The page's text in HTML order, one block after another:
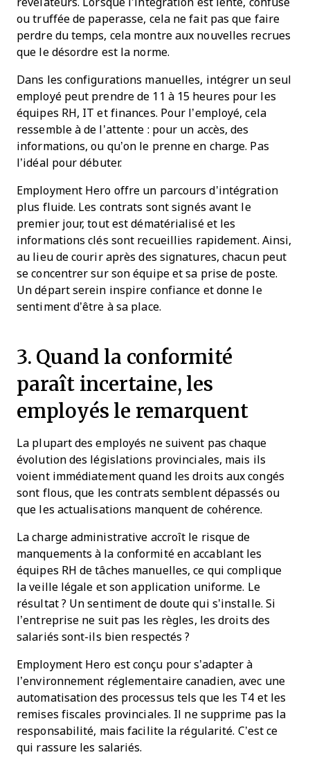
révélateurs. Lorsque l’intégration est lente, confuse
ou truffée de paperasse, cela ne fait pas que faire
perdre du temps, cela montre aux nouvelles recrues
que le désordre est la norme.
Dans les configurations manuelles, intégrer un seul
employé peut prendre de 11 à 15 heures pour les
équipes RH, IT et finances. Pour l’employé, cela
ressemble à de l’attente : pour un accès, des
informations, ou qu’on le prenne en charge. Pas
l’idéal pour débuter.
Employment Hero offre un parcours d’intégration
plus fluide. Les contrats sont signés avant le
premier jour, tout est dématérialisé et les
informations clés sont recueillies rapidement. Ainsi,
au lieu de courir après des signatures, chacun peut
se concentrer sur son équipe et sa prise de poste.
Un départ serein inspire confiance et donne le
sentiment d’être à sa place.
3. Quand la conformité
paraît incertaine, les
employés le remarquent
La plupart des employés ne suivent pas chaque
évolution des législations provinciales, mais ils
voient immédiatement quand les droits aux congés
sont flous, que les contrats semblent dépassés ou
que les actualisations manquent de cohérence.
La charge administrative accroît le risque de
manquements à la conformité en accablant les
équipes RH de tâches manuelles, ce qui complique
la veille légale et son application uniforme. Le
résultat ? Un sentiment de doute qui s’installe. Si
l’entreprise ne suit pas les règles, les droits des
salariés sont-ils bien respectés ?
Employment Hero est conçu pour s’adapter à
l’environnement réglementaire canadien, avec une
automatisation des processus tels que les T4 et les
remises fiscales provinciales. Il ne supprime pas la
responsabilité, mais facilite la régularité. C’est ce
qui rassure les salariés.